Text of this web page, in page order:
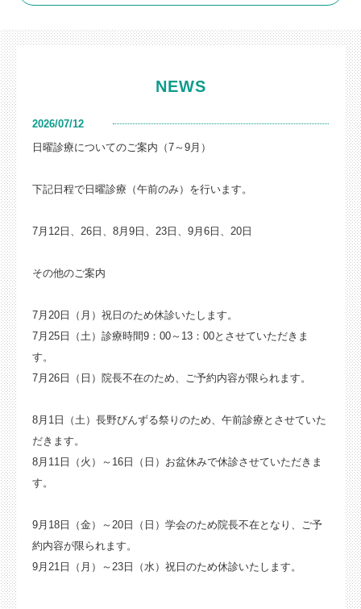
NEWS
2026/07/12
日曜診療についてのご案内（7～9月）
下記日程で日曜診療（午前のみ）を行います。
7月12日、26日、8月9日、23日、9月6日、20日
その他のご案内
7月20日（月）祝日のため休診いたします。
7月25日（土）診療時間9：00～13：00とさせていただきま
す。
7月26日（日）院長不在のため、ご予約内容が限られます。
8月1日（土）長野びんずる祭りのため、午前診療とさせていた
だきます。
8月11日（火）～16日（日）お盆休みで休診させていただきま
す。
9月18日（金）～20日（日）学会のため院長不在となり、ご予
約内容が限られます。
9月21日（月）～23日（水）祝日のため休診いたします。